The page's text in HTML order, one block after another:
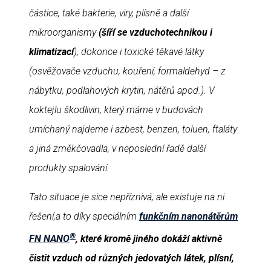
částice, také bakterie, viry, plísně a další
mikroorganismy(šíří se vzduchotechnikou i
klimatizací), dokonce i toxické těkavé látky
(osvěžovače vzduchu, kouření, formaldehyd – z
nábytku, podlahových krytin, nátěrů apod.). V
koktejlu škodlivin, který máme v budovách
umíchaný najdeme i azbest, benzen, toluen, ftaláty
a jiná změkčovadla, v neposlední řadě další
produkty spalování.
Tato situace je sice nepříznivá, ale existuje na ni
řešení,a to díky speciálním funkčním nanonátěrům
FN NANO®, které kromě jiného dokáží aktivně
čistit vzduch od různých jedovatých látek, plísní,